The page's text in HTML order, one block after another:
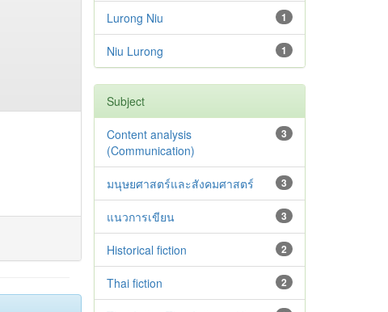
1
Lurong Niu
1
Niu Lurong
Subject
3
Content analysis
(Communication)
3
มนุษยศาสตร์และสังคมศาสตร์
3
แนวการเขียน
2
Historical fiction
2
Thai fiction